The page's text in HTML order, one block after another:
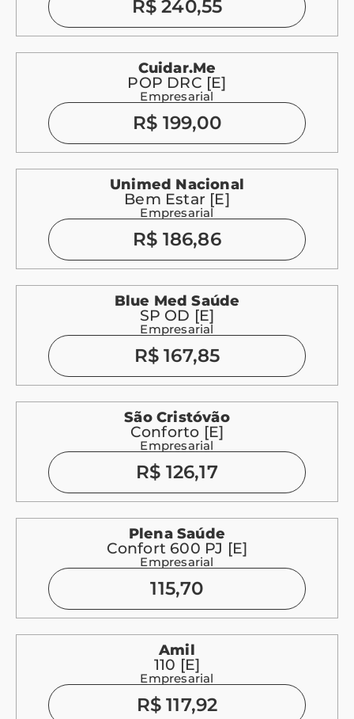
R$ 240,55
Cuidar.me
POP DRC [E]
Empresarial
R$ 199,00
Unimed Nacional
Bem Estar [E]
Empresarial
R$ 186,86
Blue Med Saúde
SP OD [E]
Empresarial
R$ 167,85
São Cristóvão
Conforto [E]
Empresarial
R$ 126,17
Plena Saúde
Confort 600 PJ [E]
Empresarial
115,70
Amil
110 [E]
Empresarial
R$ 117,92